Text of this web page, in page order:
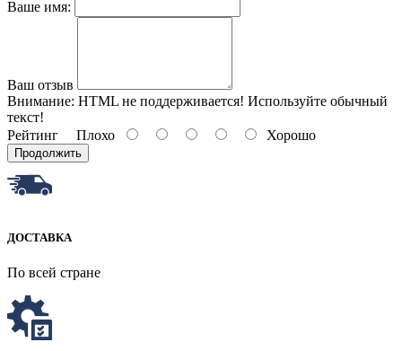
Ваше имя:
Ваш отзыв
Внимание: HTML не поддерживается! Используйте обычный
текст!
Рейтинг Плохо Хорошо
Продолжить
ДОСТАВКА
По всей стране